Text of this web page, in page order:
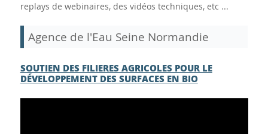
replays de webinaires, des vidéos techniques, etc ...
Agence de l'Eau Seine Normandie
SOUTIEN DES FILIERES AGRICOLES POUR LE
DÉVELOPPEMENT DES SURFACES EN BIO